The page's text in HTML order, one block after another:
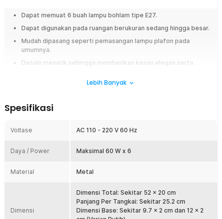
Dapat memuat 6 buah lampu bohlam tipe E27.
Dapat digunakan pada ruangan berukuran sedang hingga besar.
Mudah dipasang seperti pemasangan lampu plafon pada
umumnya.
Desain menarik sehingga memberikan kesan elegan serta
Fitting lampu ini dapat memuat 6 buah lampu bohlam sekaligus yang
sangat cocok digunakan pada ruang tamu atau ruang keluarga. Karena
serta minimalis. Pembelian fitting lampu ini tidak termasuk dengan
nuansa elegan di rumah dengan menggunakan fitting lampu dari TaffLED
Fitting lampu ini terdiri dari 6 soket bohlam tipe E27. Karena bohlam
tidak termasuk dalam paket pembelian ini sehingga Anda dapat
Lebih Banyak
Spesifikasi
Voltase AC 110 - 220 V 60 Hz
Daya / Power Maksimal 60 W x 6
Material Metal
Dimensi
Dimensi Total: Sekitar 52 x 20 cm
Panjang Per Tangkai: Sekitar 25.2 cm
Dimensi Base: Sekitar 9.7 x 2 cm dan 12 x 2